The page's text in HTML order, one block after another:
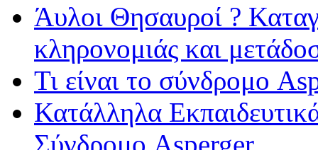
Άυλοι Θησαυροί ?
κληρονομιάς και
Τι είναι το σύνδρομο
Κατάλληλα
Σύνδρομο Asperger